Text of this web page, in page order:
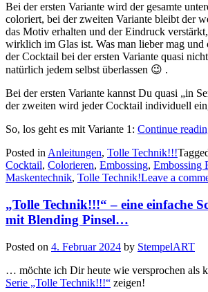
Bei der ersten Variante wird der gesamte
coloriert, bei der zweiten Variante bleibt der
das Motiv erhalten und der Eindruck
wirklich im Glas ist. Was man lieber mag und
der Cocktail bei der ersten Variante quasi
natürlich jedem selbst überlassen 😉 .
Bei der ersten Variante kannst Du quasi „in
der zweiten wird jeder Cocktail individuell
So, los geht es mit Variante 1: Continue
Posted in Anleitungen, Tolle Technik!!!
Cocktail, Colorieren, Embossing, Embossing
Maskentechnik, Tolle Technik!Leave a
„Tolle Technik!!!“ – eine einfache
mit Blending Pinsel…
Posted on 4. Februar 2024 by StempelART
… möchte ich Dir heute wie versprochen als
Serie „Tolle Technik!!!“ zeigen!